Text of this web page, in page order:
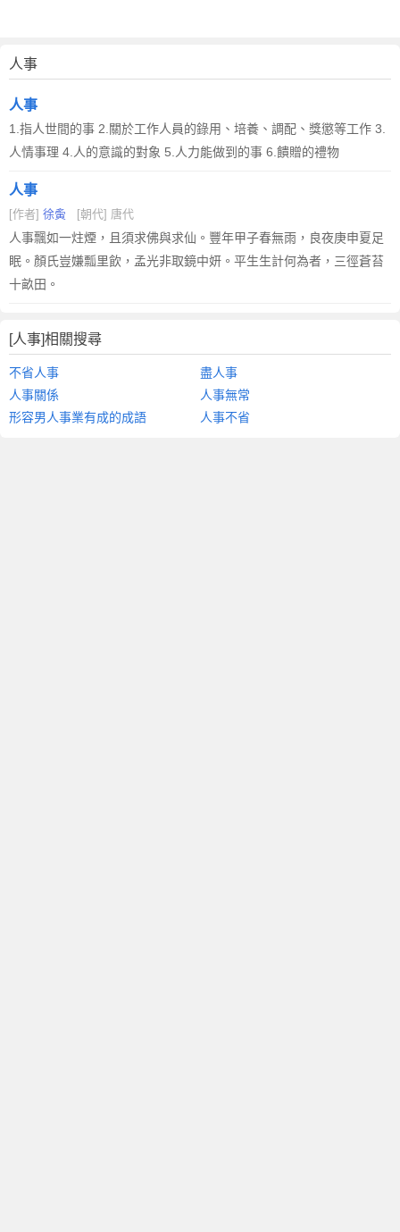
人事
人事
1.指人世間的事 2.關於工作人員的錄用、培養、調配、獎懲等工作 3.
人情事理 4.人的意識的對象 5.人力能做到的事 6.饋贈的禮物
人事
[作者] 徐夤 [朝代] 唐代
人事飄如一炷煙，且須求佛與求仙。豐年甲子春無雨，良夜庚申夏足
眠。顏氏豈嫌瓢里飲，孟光非取鏡中妍。平生生計何為者，三徑蒼苔
十畝田。
[人事]相關搜尋
不省人事
盡人事
人事關係
人事無常
形容男人事業有成的成語
人事不省